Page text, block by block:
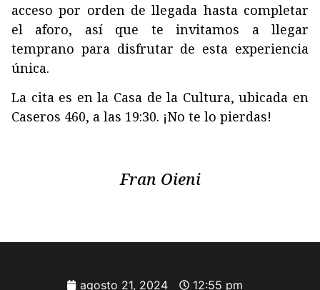
acceso por orden de llegada hasta completar
el aforo, así que te invitamos a llegar
temprano para disfrutar de esta experiencia
única.
La cita es en la Casa de la Cultura, ubicada en
Caseros 460, a las 19:30. ¡No te lo pierdas!
Fran Oieni
agosto 21, 2024 12:55 pm